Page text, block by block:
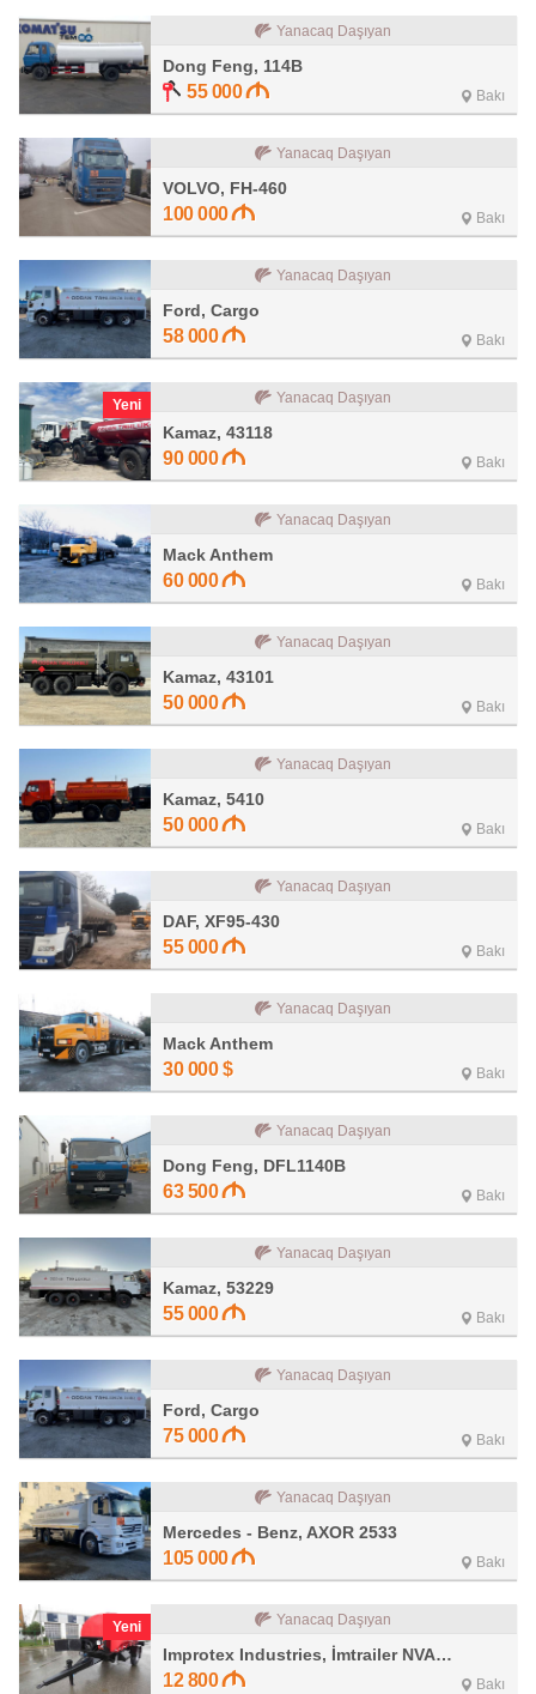
Yanacaq Daşıyan
Dong Feng, 114B
55 000 Bakı
Yanacaq Daşıyan
VOLVO, FH-460
100 000 Bakı
Yanacaq Daşıyan
Ford, Cargo
58 000 Bakı
Yeni Yanacaq Daşıyan
Kamaz, 43118
90 000 Bakı
Yanacaq Daşıyan
Mack Anthem
60 000 Bakı
Yanacaq Daşıyan
Kamaz, 43101
50 000 Bakı
Yanacaq Daşıyan
Kamaz, 5410
50 000 Bakı
Yanacaq Daşıyan
DAF, XF95-430
55 000 Bakı
Yanacaq Daşıyan
Mack Anthem
30 000 $ Bakı
Yanacaq Daşıyan
Dong Feng, DFL1140B
63 500 Bakı
Yanacaq Daşıyan
Kamaz, 53229
55 000 Bakı
Yanacaq Daşıyan
Ford, Cargo
75 000 Bakı
Yanacaq Daşıyan
Mercedes - Benz, AXOR 2533
105 000 Bakı
Yeni Yanacaq Daşıyan
Improtex Industries, İmtrailer NVAFHS3T
12 800 Bakı